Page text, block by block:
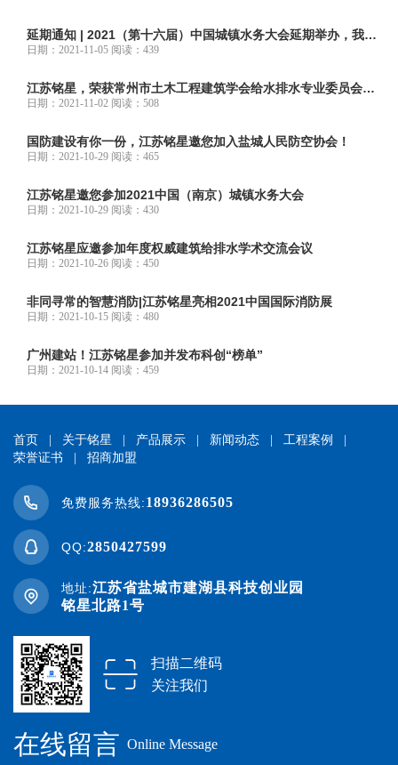
延期通知 | 2021（第十六届）中国城镇水务大会延期举办，我们
十二月南京再相聚！
日期：2021-11-05 阅读：439
江苏铭星，荣获常州市土木工程建筑学会给水排水专业委员会佳
合作伙伴！
日期：2021-11-02 阅读：508
国防建设有你一份，江苏铭星邀您加入盐城人民防空协会！
日期：2021-10-29 阅读：465
江苏铭星邀您参加2021中国（南京）城镇水务大会
日期：2021-10-29 阅读：430
江苏铭星应邀参加年度权威建筑给排水学术交流会议
日期：2021-10-26 阅读：450
非同寻常的智慧消防|江苏铭星亮相2021中国国际消防展
日期：2021-10-15 阅读：480
广州建站！江苏铭星参加并发布科创“榜单”
日期：2021-10-14 阅读：459
首页 关于铭星 产品展示 新闻动态 工程案例
荣誉证书
招商加盟
免费服务热线:18936286505
QQ:2850427599
地址:江苏省盐城市建湖县科技创业园
铭星北路1号
扫描二维码
关注我们
在线留言 Online Message